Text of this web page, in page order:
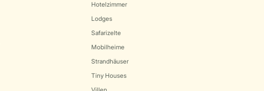
Hotelzimmer
Lodges
Safarizelte
Mobilheime
Strandhäuser
Tiny Houses